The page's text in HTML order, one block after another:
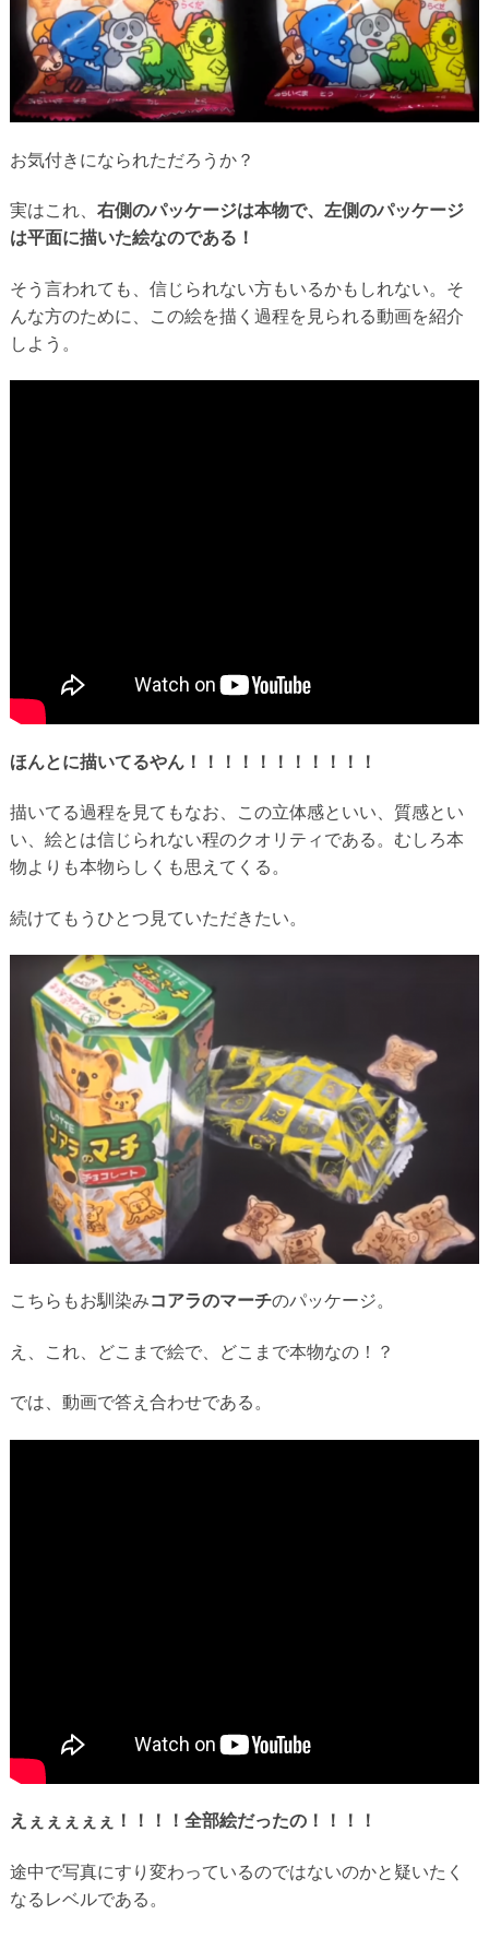
お気付きになられただろうか？
実はこれ、 右側のパッケージは本物で、左側のパッケージ
は平面に描いた絵なのである！
そう言われても、信じられない方もいるかもしれない。そ
んな方のために、この絵を描く過程を見られる動画を紹介
しよう。
ほんとに描いてるやん！！！！！！！！！！！
描いてる過程を見てもなお、この立体感といい、質感とい
い、絵とは信じられない程のクオリティである。むしろ本
物よりも本物らしくも思えてくる。
続けてもうひとつ見ていただきたい。
こちらもお馴染みコアラのマーチのパッケージ。
え、これ、どこまで絵で、どこまで本物なの！？
では、動画で答え合わせである。
えぇぇぇぇぇ！！！！全部絵だったの！！！！
途中で写真にすり変わっているのではないのかと疑いたく
なるレベルである。